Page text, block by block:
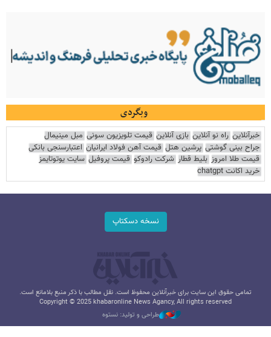
وبگردی
خبرآنلاین راه نو آنلاین بازی آنلاین قیمت تلویزیون سونی مبل مینیمال
جراح بینی گوشتی پرشین هتل قیمت آهن فولاد ایرانیان اعتبارسنجی بانکی
قیمت طلا امروز بلیط قطار شرکت رادوکو قیمت پروفیل سایت یوتوتایمز
خرید اکانت chatgpt
نسخه دسکتاپ
تمامی حقوق این سایت برای خبرآنلاین محفوظ است. نقل مطالب با ذکر منبع بلامانع است.
Copyright © 2025 khabaronline News Agancy, All rights reserved
طراحی و تولید: نستوه